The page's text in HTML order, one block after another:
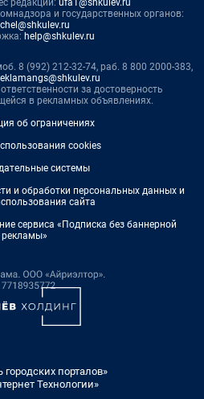
редакции: ufa1@shkulev.ru
и государственных органов:
help@shkulev.ru
8 (992) 212-32-74, раб. 8 800 2000-383,
за достоверность
в рекламных объявлениях.
об ограничениях
cookies
системы
и обработки персональных данных и
сайта
сервиса «Подписка без баннерной
рекламы»
порталов»
Технологии»